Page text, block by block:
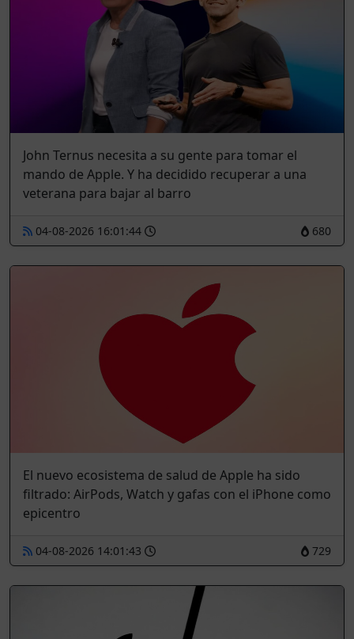
John Ternus necesita a su gente para tomar el
mando de Apple. Y ha decidido recuperar a una
veterana para bajar al barro
680
04-08-2026 16:01:44
El nuevo ecosistema de salud de Apple ha sido
filtrado: AirPods, Watch y gafas con el iPhone como
epicentro
729
04-08-2026 14:01:43